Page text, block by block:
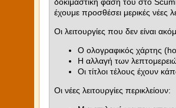
έχουμε προσθέσει μερικές νέες
Οι λειτουργίες που δεν είναι
Ο ολογραφικός χάρτης
Η αλλαγή των
Οι τίτλοι τέλους έχουν
Οι νέες λειτουργίες περικλείουν: